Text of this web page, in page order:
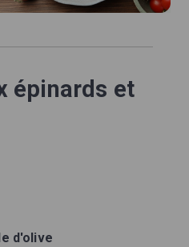
épinards et
d'olive